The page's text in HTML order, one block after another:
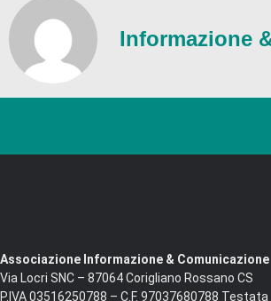
Informazione
Associazione Informazione & Comunicazione
Via Locri SNC – 87064 Corigliano Rossano CS
P.IVA 03516250788 – C.F. 97037680788 Testata